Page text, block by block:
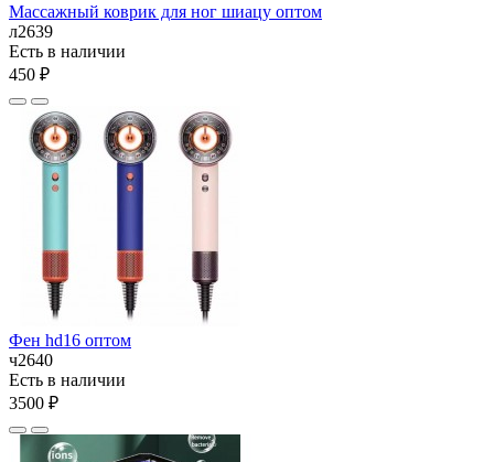
Массажный коврик для ног шиацу оптом
л2639
Есть в наличии
450 ₽
Фен hd16 оптом
ч2640
Есть в наличии
3500 ₽